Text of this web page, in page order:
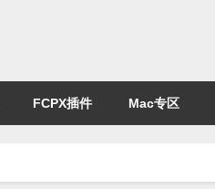
FCPX插件 Mac专区